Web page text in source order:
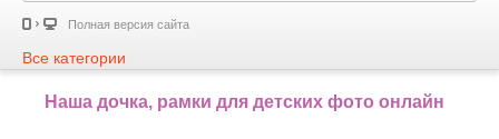
Полная версия сайта
Все категории
Наша дочка, рамки для детских фото онлайн